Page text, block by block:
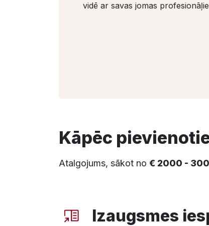
vidē ar savas jomas
Kāpēc
Atalgojums, sākot no € 2000 -
Izaugsmes